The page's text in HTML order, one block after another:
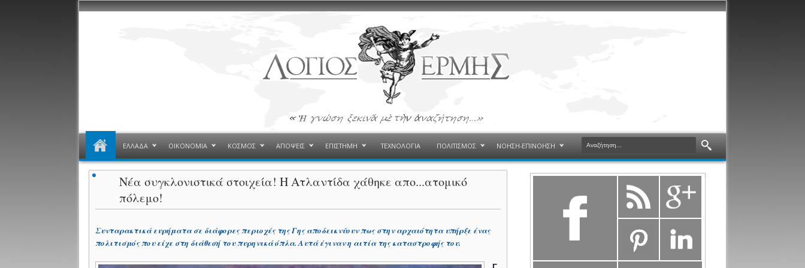
ΕΛΛΑΔΑ ΟΙΚΟΝΟΜΙΑ ΚΟΣΜΟΣ ΑΠΟΨΕΙΣ ΕΠΙΣΤΗΜΗ ΤΕΧΝΟΛΟΓΙΑ ΠΟΛΙΤΙΣΜΟΣ ΝΟΗΣΗ-ΕΠΙΝΟΗΣΗ
Νέα συγκλονιστικά στοιχεία! Η Ατλαντίδα χάθηκε απο...ατομικό
πόλεμο!
Συνταρακτικά ευρήματα σε διάφορες περιοχές της Γης αποδεικνύουν πως στην αρχαιότητα υπήρξε ένας
πολιτισμός που είχε στη διάθεσή του πυρηνικά όπλα. Αυτά έγιναν η αιτία της καταστροφής του.